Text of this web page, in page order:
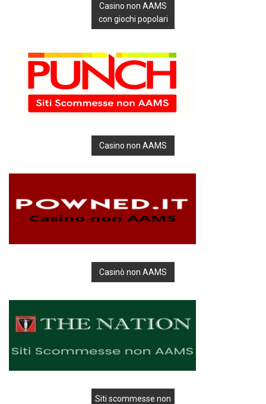
Casino non AAMS
con giochi popolari
Casino non AAMS
Casinò non AAMS
Siti scommesse non